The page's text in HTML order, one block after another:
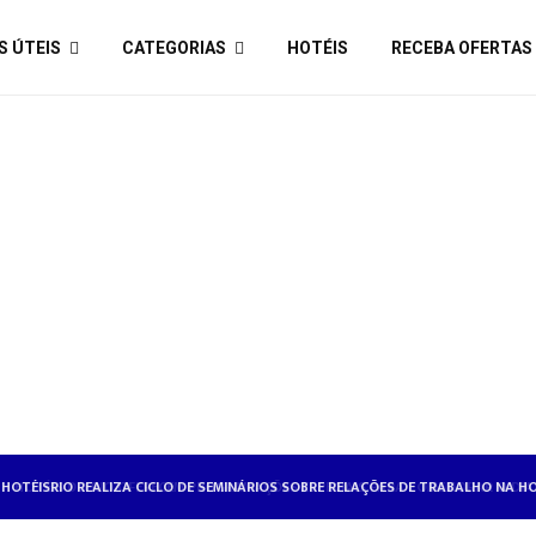
ÚTEIS CATEGORIAS HOTÉIS RECEBA OFERTAS
HOTÉISRIO REALIZA CICLO DE SEMINÁRIOS SOBRE RELAÇÕES DE TRABALHO NA